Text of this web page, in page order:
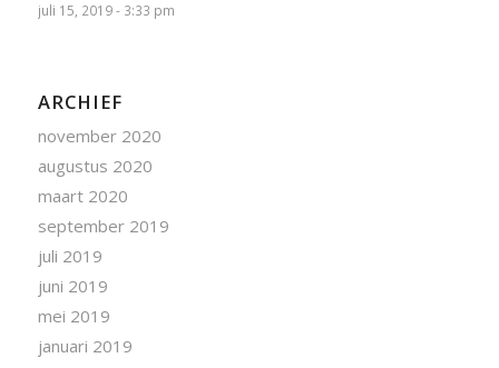
juli 15, 2019 - 3:33 pm
ARCHIEF
november 2020
augustus 2020
maart 2020
september 2019
juli 2019
juni 2019
mei 2019
januari 2019